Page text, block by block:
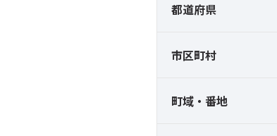
都道府県
市区町村
町域・番地